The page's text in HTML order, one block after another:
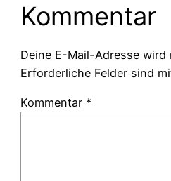
Kommentar
Deine E-Mail-Adresse
Erforderliche Felder sind
Kommentar *